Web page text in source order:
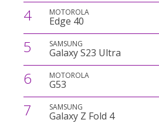
4 MOTOROLA
Edge 40
5 SAMSUNG
Galaxy S23 Ultra
6 MOTOROLA
G53
7 SAMSUNG
Galaxy Z Fold 4